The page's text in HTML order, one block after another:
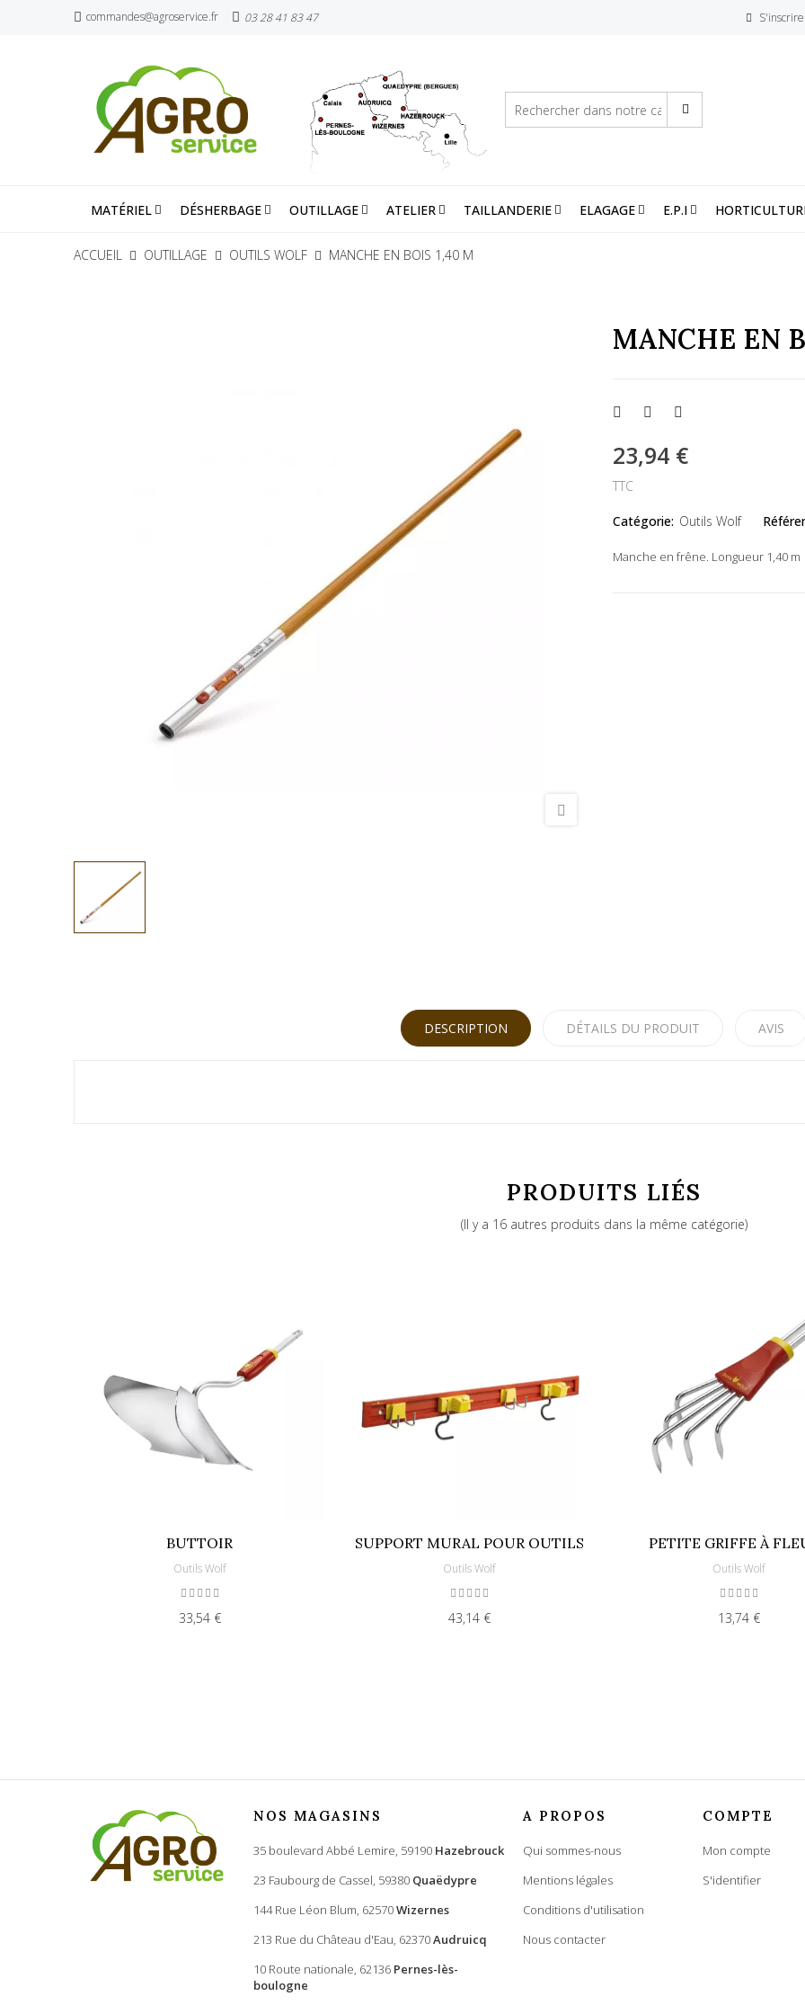
commandes@agroservice.fr 03 28 41 83 47 S'inscrire
MATÉRIEL DÉSHERBAGE OUTILLAGE ATELIER TAILLANDERIE ELAGAGE E.P.I
ACCUEIL OUTILLAGE OUTILS WOLF MANCHE EN BOIS 1,40 M
MANCHE EN
23,94 €
TTC
Catégorie: Outils Wolf
Manche en frêne. Longueur 1,40 m
DESCRIPTION DÉTAILS DU PRODUIT AVIS
3272372315106
PRODUITS LIÉS
(Il y a 16 autres produits dans la même catégorie)
BUTTOIR
Outils Wolf
33,54 €
SUPPORT MURAL POUR OUTILS
Outils Wolf
43,14 €
PETITE GRIFFE À
Outils Wolf
13,74 €
NOS MAGASINS
35 boulevard Abbé Lemire, 59190 Hazebrouck
23 Faubourg de Cassel, 59380 Quaëdypre
144 Rue Léon Blum, 62570Wizernes
213 Rue du Château d'Eau, 62370Audruicq
10 Route nationale, 62136 Pernes-lès-
boulogne
A PROPOS
Qui sommes-nous
Mentions légales
Conditions d'utilisation
Nous contacter
COMPTE
Mon compte
S'identifier